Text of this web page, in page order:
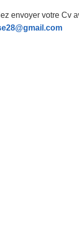
envoyer votre Cv